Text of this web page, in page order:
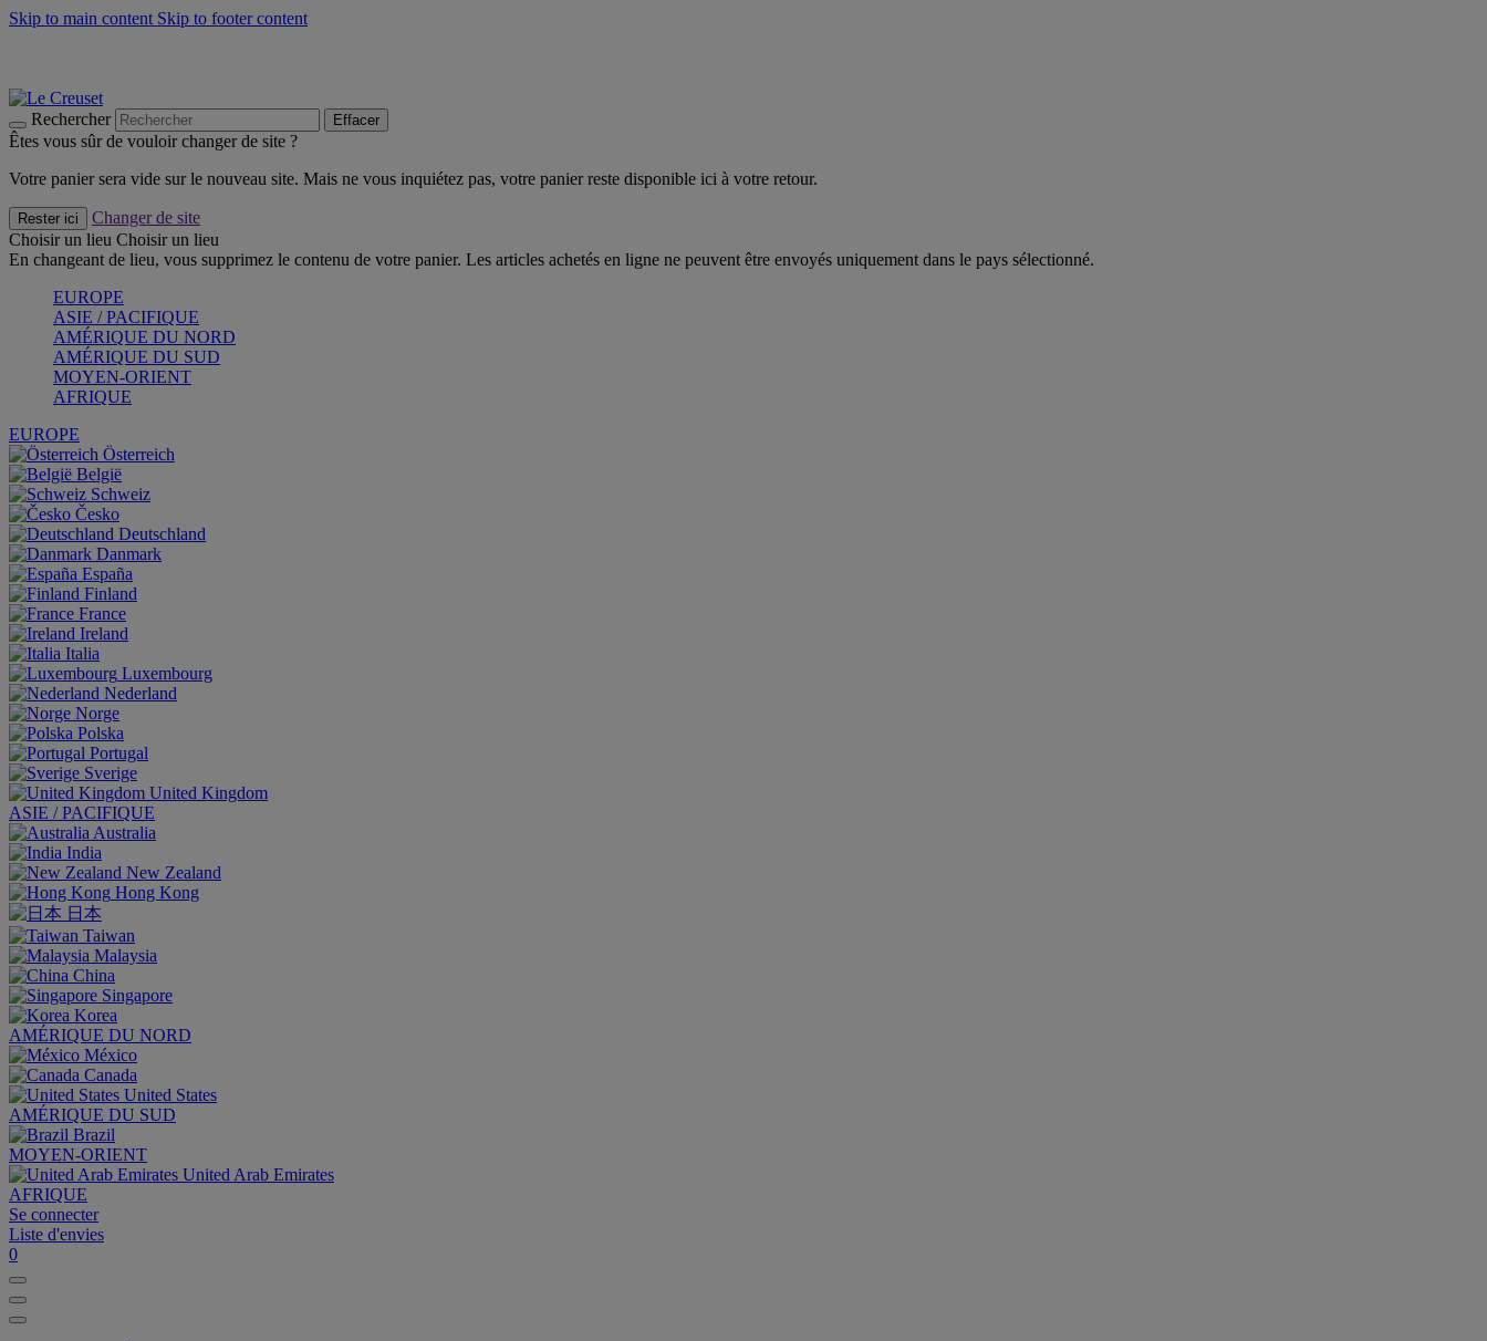
Skip to main content Skip to footer content
Rechercher Effacer
Êtes vous sûr de vouloir changer de site ?
Votre panier sera vide sur le nouveau site. Mais ne vous inquiétez pas, votre panier reste disponible ici à votre retour.
Rester ici
Changer de site
Choisir un lieu Choisir un lieu
En changeant de lieu, vous supprimez le contenu de votre panier. Les articles achetés en ligne ne peuvent être envoyés uniquement dans le pays sélectionné.
EUROPE
ASIE / PACIFIQUE
AMÉRIQUE DU NORD
AMÉRIQUE DU SUD
MOYEN-ORIENT
AFRIQUE
EUROPE
Österreich
België
Schweiz
Česko
Deutschland
Danmark
España
Finland
France
Ireland
Italia
Luxembourg
Nederland
Norge
Polska
Portugal
Sverige
United Kingdom
ASIE / PACIFIQUE
Australia
India
New Zealand
Hong Kong
日本
Taiwan
Malaysia
China
Singapore
Korea
AMÉRIQUE DU NORD
México
Canada
United States
AMÉRIQUE DU SUD
Brazil
MOYEN-ORIENT
United Arab Emirates
AFRIQUE
Se connecter
Liste d'envies
0